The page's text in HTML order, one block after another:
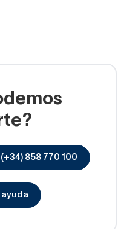
(+34) 858 770 100